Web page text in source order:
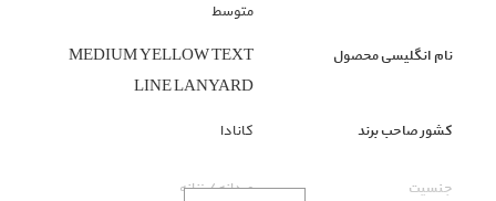
متوسط
نام انگلیسی محصول
MEDIUM YELLOW TEXT
LINE LANYARD
کشور صاحب برند کانادا
جنسیت مردانه / زنانه